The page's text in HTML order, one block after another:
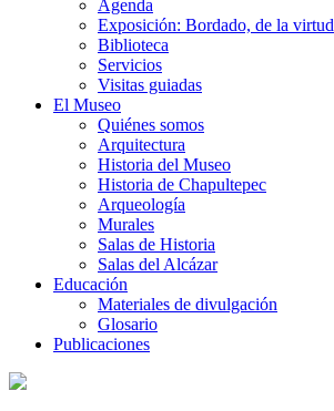
Agenda
Exposición: Bordado, de la virtud
Biblioteca
Servicios
Visitas guiadas
El Museo
Quiénes somos
Arquitectura
Historia del Museo
Historia de Chapultepec
Arqueología
Murales
Salas de Historia
Salas del Alcázar
Educación
Materiales de divulgación
Glosario
Publicaciones